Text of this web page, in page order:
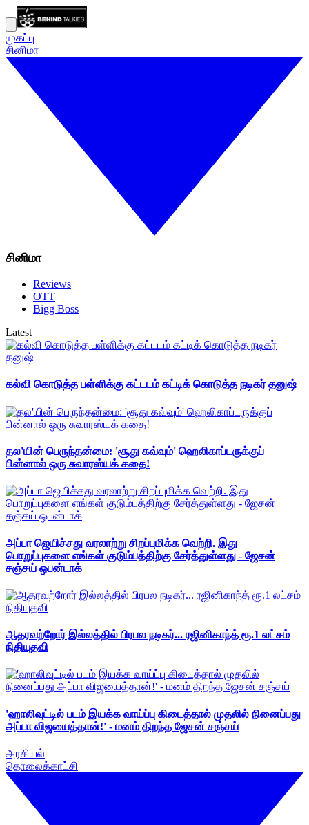
முகப்பு
சினிமா
சினிமா
Reviews
OTT
Bigg Boss
Latest
கல்வி கொடுத்த பள்ளிக்கு கட்டடம் கட்டிக் கொடுத்த நடிகர் தனுஷ்
தல'யின் பெருந்தன்மை: 'சூது கவ்வும்' ஹெலிகாப்டருக்குப்
பின்னால் ஒரு சுவாரஸ்யக் கதை!
அப்பா ஜெயிச்சது வரலாற்று சிறப்புமிக்க வெற்றி. இது
பொறுப்புகளை எங்கள் குடும்பத்திற்கு சேர்த்துள்ளது - ஜேசன்
சஞ்சய் ஒபன்டாக்
ஆதரவற்றோர் இல்லத்தில் பிரபல நடிகர்... ரஜினிகாந்த் ரூ.1 லட்சம்
நிதியுதவி
'ஹாலிவுட்டில் படம் இயக்க வாய்ப்பு கிடைத்தால் முதலில் நினைப்பது
அப்பா விஜயைத்தான்!' - மனம் திறந்த ஜேசன் சஞ்சய்
அரசியல்
தொலைக்காட்சி